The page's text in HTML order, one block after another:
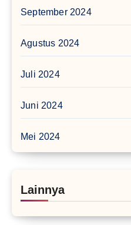
September 2024
Agustus 2024
Juli 2024
Juni 2024
Mei 2024
Lainnya